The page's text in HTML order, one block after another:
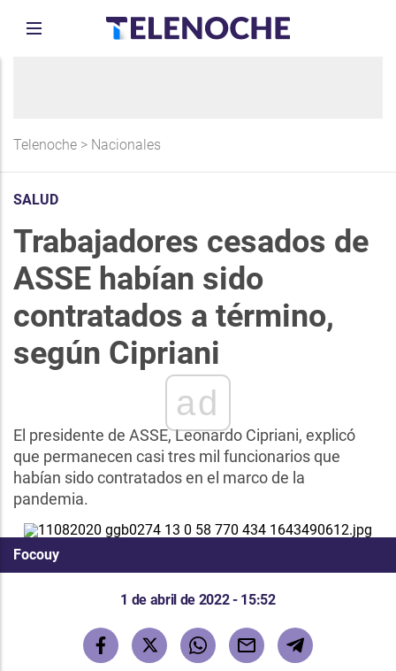
Telenoche > Nacionales
SALUD
Trabajadores cesados de
ASSE habían sido
contratados a término,
según Cipriani
ad
El presidente de ASSE, Leonardo Cipriani, explicó
que permanecen casi tres mil funcionarios que
habían sido contratados en el marco de la
pandemia.
Focouy
1 de abril de 2022 - 15:52